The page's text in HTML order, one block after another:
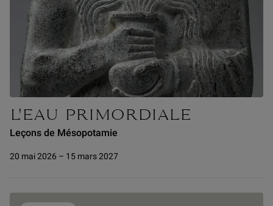
L'EAU PRIMORDIALE
Leçons de Mésopotamie
20 mai 2026 – 15 mars 2027